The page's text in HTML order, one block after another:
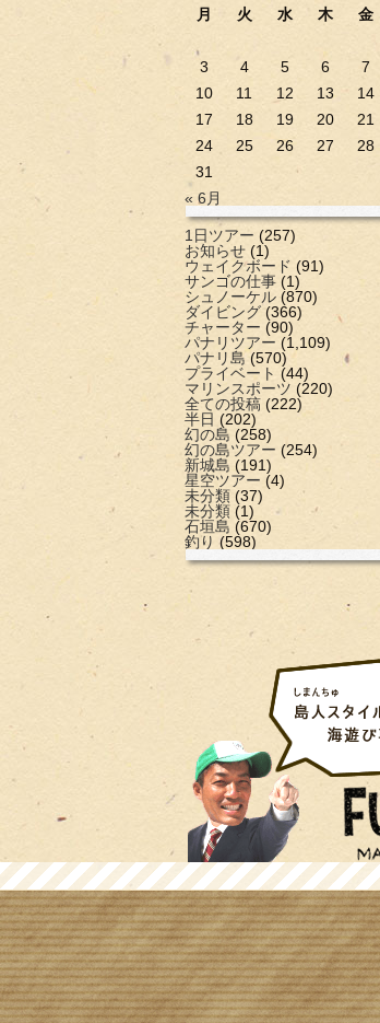
月 火 水 木 金
3
4 5 6 7
10
11 12 13 14
17
18 19 20 21
24
25 26 27 28
31
« 6月
1日ツアー (257)
お知らせ (1)
ウェイクボード (91)
サンゴの仕事 (1)
シュノーケル (870)
ダイビング (366)
チャーター (90)
パナリツアー (1,109)
パナリ島 (570)
プライベート (44)
マリンスポーツ (220)
全ての投稿 (222)
半日 (202)
幻の島 (258)
幻の島ツアー (254)
新城島 (191)
星空ツアー (4)
未分類 (37)
未分類 (1)
石垣島 (670)
釣り (598)